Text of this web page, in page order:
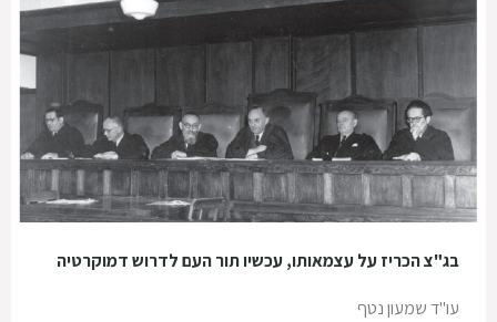
בג"צ הכריז על עצמאותו, עכשיו תור העם לדרוש דמוקרטיה
עו"ד שמעון נטף